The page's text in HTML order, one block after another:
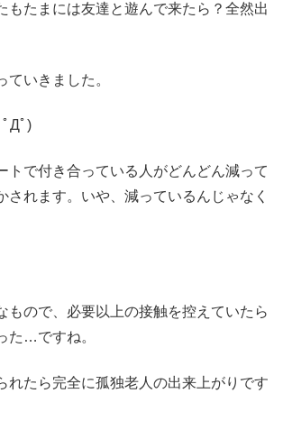
もたまには友達と遊んで来たら？全然出
ていきました。
Дﾟ)
トで付き合っている人がどんどん減って
されます。いや、減っているんじゃなく
もので、必要以上の接触を控えていたら
た…ですね。
れたら完全に孤独老人の出来上がりです